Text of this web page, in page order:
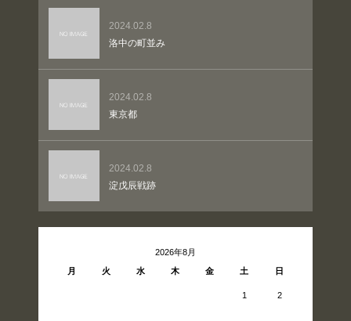
2024.02.8
洛中の町並み
2024.02.8
東京都
2024.02.8
淀戊辰戦跡
2026年8月
月
火 水 木 金 土 日
1 2